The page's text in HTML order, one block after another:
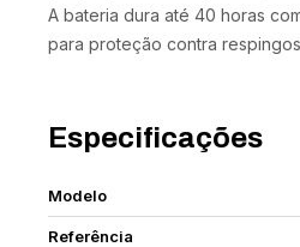
A bateria dura até 40 horas
para proteção contra
Especificações
Modelo
Referência